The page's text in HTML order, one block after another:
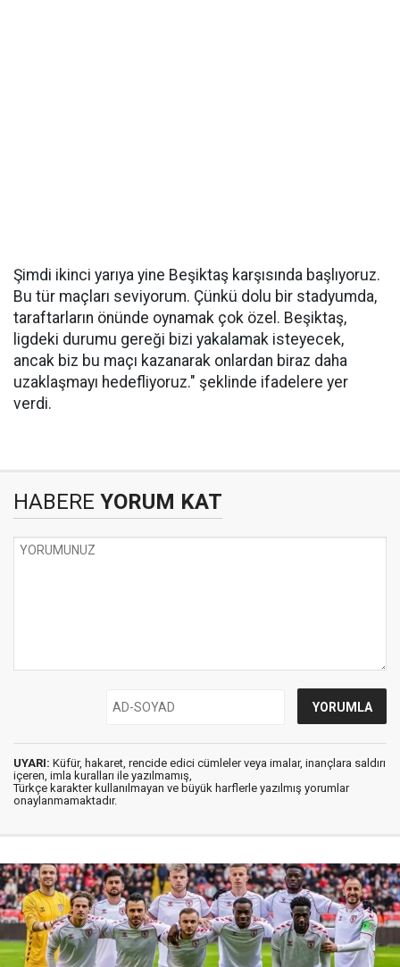
Şimdi ikinci yarıya yine Beşiktaş karşısında başlıyoruz.
Bu tür maçları seviyorum. Çünkü dolu bir stadyumda,
taraftarların önünde oynamak çok özel. Beşiktaş,
ligdeki durumu gereği bizi yakalamak isteyecek,
ancak biz bu maçı kazanarak onlardan biraz daha
uzaklaşmayı hedefliyoruz." şeklinde ifadelere yer
verdi.
HABERE YORUM KAT
UYARI: Küfür, hakaret, rencide edici cümleler veya imalar, inançlara saldırı
içeren, imla kuralları ile yazılmamış,
Türkçe karakter kullanılmayan ve büyük harflerle yazılmış yorumlar
onaylanmamaktadır.